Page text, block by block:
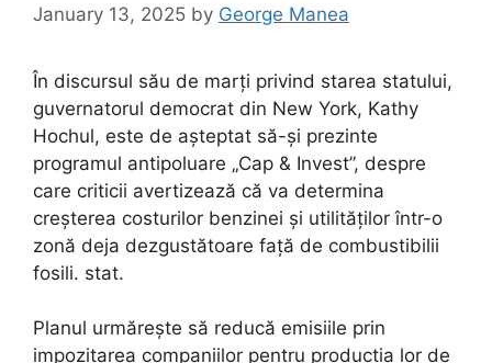
January 13, 2025 by George Manea
În discursul său de marți privind starea statului,
guvernatorul democrat din New York, Kathy
Hochul, este de așteptat să-și prezinte
programul antipoluare „Cap & Invest”, despre
care criticii avertizează că va determina
creșterea costurilor benzinei și utilităților într-o
zonă deja dezgustătoare față de combustibilii
fosili. stat.
Planul urmărește să reducă emisiile prin
impozitarea companiilor pentru producția lor de